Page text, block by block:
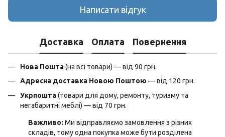
Написати відгук
Доставка Оплата Повернення
Нова Пошта(на всі товари) — від 90 грн.
Адресна доставка Новою Поштою — від 120 грн.
Укрпошта(товари для дому, ремонту, туризму та
негабаритні меблі) — від 70 грн.
Важливо: Ми відправляємо замовлення з різних
складів, тому одна покупка може бути розділена